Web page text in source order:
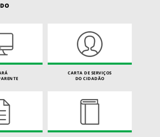
CARTA DE SERVIÇOS
DO CIDADÃO